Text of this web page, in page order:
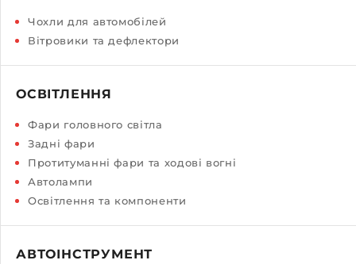
Чохли для автомобілей
Вітровики та дефлектори
ОСВІТЛЕННЯ
Фари головного світла
Задні фари
Протитуманні фари та ходові вогні
Автолампи
Освітлення та компоненти
АВТОІНСТРУМЕНТ